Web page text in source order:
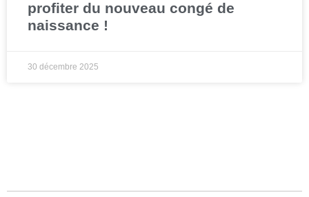
profiter du nouveau congé de
naissance !
30 décembre 2025